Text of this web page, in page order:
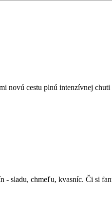
novú cestu plnú intenzívnej
sladu, chmeľu, kvasníc. Či si